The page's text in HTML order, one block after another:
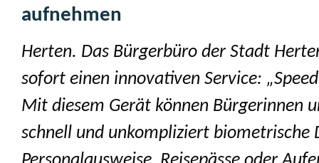
aufnehmen
Herten. Das Bürgerbüro der Stadt
sofort einen innovativen Service:
Mit diesem Gerät können Bürgerinnen
schnell und unkompliziert biometrische